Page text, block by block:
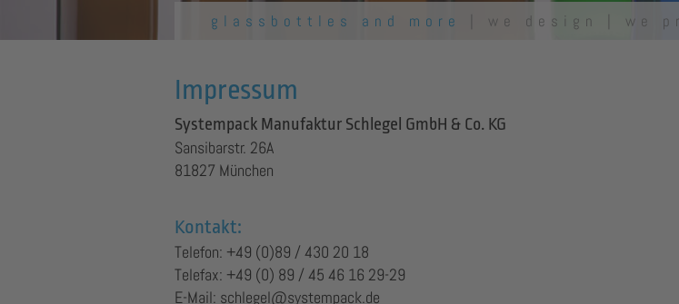
glassbottles and more | we design | we
Impressum
Systempack Manufaktur Schlegel GmbH & Co. KG
Sansibarstr. 26A
81827 München
Kontakt:
Telefon: +49 (0)89 / 430 20 18
Telefax: +49 (0) 89 / 45 46 16 29-29
E-Mail: schlegel@systempack.de